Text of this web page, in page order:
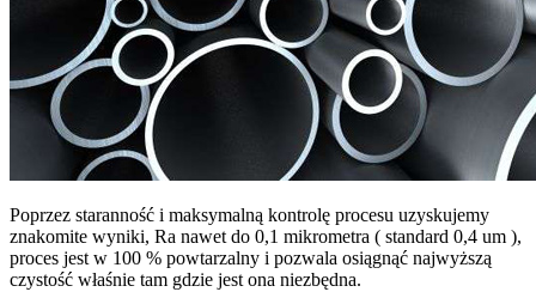
Poprzez staranność i maksymalną kontrolę procesu uzyskujemy
znakomite wyniki, Ra nawet do 0,1 mikrometra ( standard 0,4 um ),
proces jest w 100 % powtarzalny i pozwala osiągnąć najwyższą
czystość właśnie tam gdzie jest ona niezbędna.